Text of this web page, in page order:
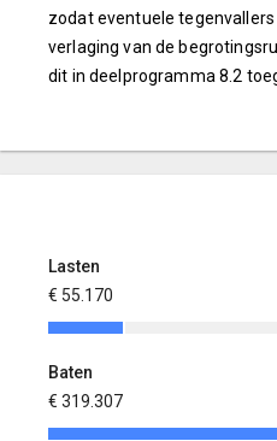
zodat eventuele
verlaging van de
dit in deelprogramma 8.2
Lasten
€ 55.170
Baten
€ 319.307